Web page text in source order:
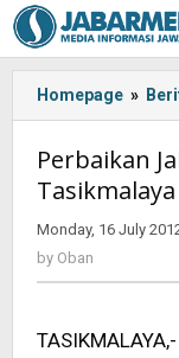
Skip
to
content
Homepage »
Perbaikan
Monday, 16 July
by Oban